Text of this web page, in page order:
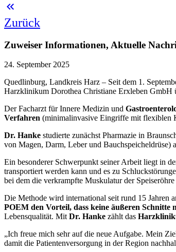
keyboard_double_arrow_left
Zurück
Zuweiser Informationen, Aktuelle
24. September 2025
Quedlinburg, Landkreis Harz – Seit dem 1.
Harzklinikum Dorothea Christiane Erxleben GmbH
Der Facharzt für Innere Medizin und
Verfahren (minimalinvasive Eingriffe mit flexiblen
Dr. Hanke studierte zunächst Pharmazie in
von Magen, Darm, Leber und
Ein besonderer Schwerpunkt seiner Arbeit liegt in
transportiert werden kann und es zu
bei dem die verkrampfte Muskulatur der
Die Methode wird international seit rund 15 Jahren
POEM den Vorteil, dass keine äußeren
Lebensqualität. MitDr. Hanke zählt das
„Ich freue mich sehr auf die neue Aufgabe. Mein
damit die Patientenversorgung in der Region